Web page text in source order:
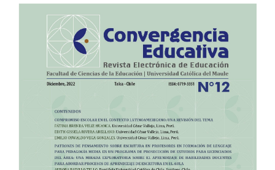
Barra
artículo